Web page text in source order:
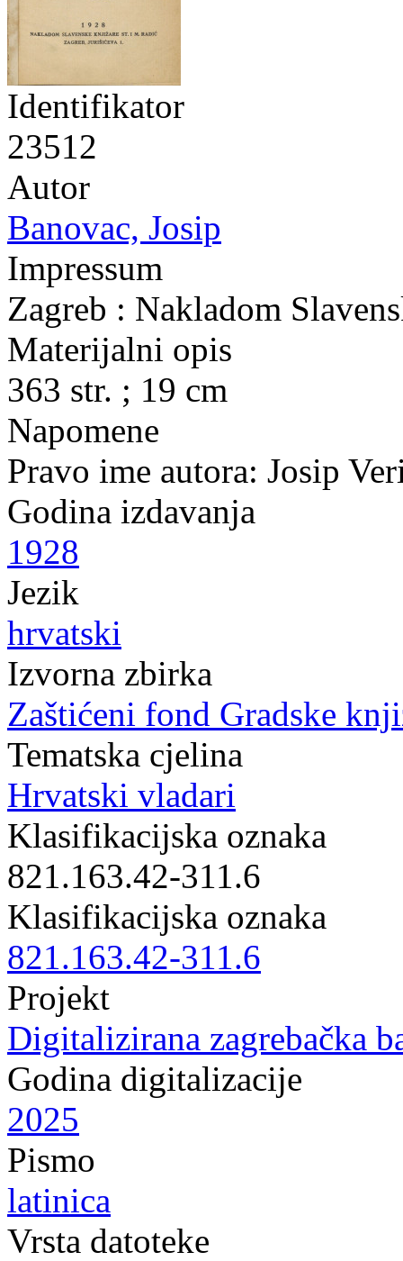
Identifikator
23512
Autor
Banovac, Josip
Impressum
Zagreb : Nakladom
Materijalni opis
363 str. ; 19 cm
Napomene
Pravo ime autora: Josip
Godina izdavanja
1928
Jezik
hrvatski
Izvorna zbirka
Zaštićeni fond Gradske
Tematska cjelina
Hrvatski vladari
Klasifikacijska oznaka
821.163.42-311.6
Klasifikacijska oznaka
821.163.42-311.6
Projekt
Digitalizirana zagrebačka
Godina digitalizacije
2025
Pismo
latinica
Vrsta datoteke